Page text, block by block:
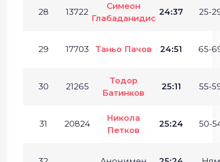
28 13722
Симеон
Глабаданидис
24:37 25-
29 17703 Таньо Пачов 24:51 65-
30 21265
Тодор
Батинков
25:11 55-
31 20824
Никола
Петков
25:24 50-